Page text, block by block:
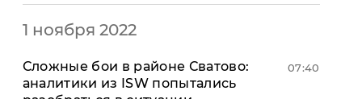
1 ноября 2022
​Сложные бои в районе Сватово:
аналитики из ISW попытались
07:40